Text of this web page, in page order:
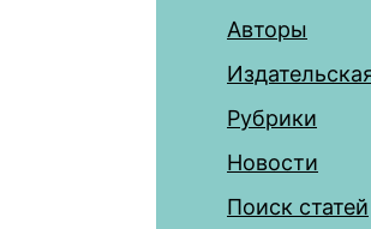
Авторы
Рубрики
Новости
Поиск статей